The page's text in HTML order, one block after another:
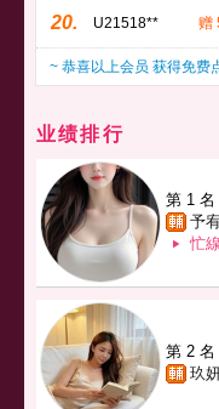
20. U21518** 赠
~ 恭喜以上会员 获得免费
业绩排行
第 1 名
予
忙
第 2 名
玖